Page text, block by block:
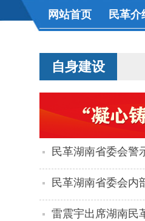
网站首页 民革介
自身建设
民革湖南省委会警
民革湖南省委会内
雷震宇出席湖南民